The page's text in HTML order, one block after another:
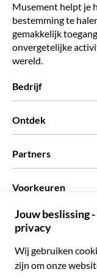
Musement helpt je
bestemming te
gemakkelijk
onvergetelijke
wereld.
Bedrijf
Ontdek
Partners
Persoonlijke
Agentschap
Word een Leverancier
Become a
Voorkeuren
Nederlands
Italiaans
Frans
€ Euro